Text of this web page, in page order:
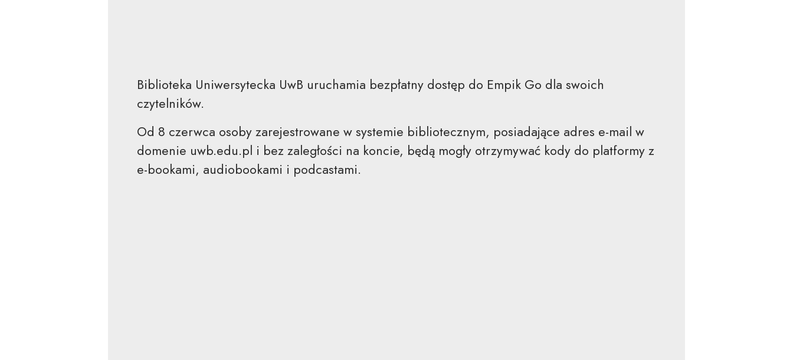
Biblioteka Uniwersytecka UwB uruchamia bezpłatny dostęp do Empik Go dla swoich
czytelników.
Od 8 czerwca osoby zarejestrowane w systemie bibliotecznym, posiadające adres e-mail w
domenie uwb.edu.pl i bez zaległości na koncie, będą mogły otrzymywać kody do platformy z
e-bookami, audiobookami i podcastami.